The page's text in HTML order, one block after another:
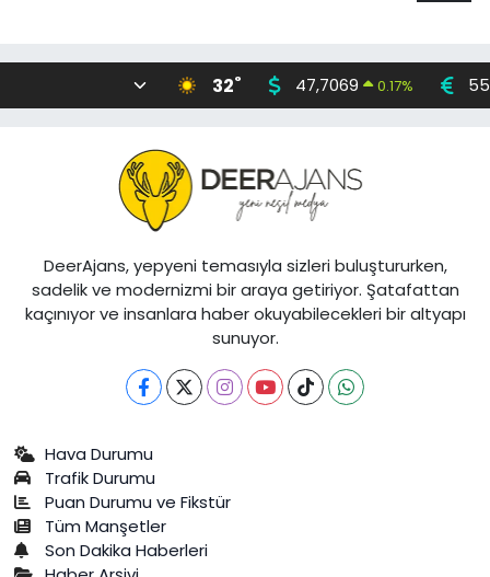
32° 47,7069 0.17%
DeerAjans, yepyeni temasıyla sizleri buluştururken,
sadelik ve modernizmi bir araya getiriyor. Şatafattan
kaçınıyor ve insanlara haber okuyabilecekleri bir altyapı
sunuyor.
Hava Durumu
Trafik Durumu
Puan Durumu ve Fikstür
Tüm Manşetler
Son Dakika Haberleri